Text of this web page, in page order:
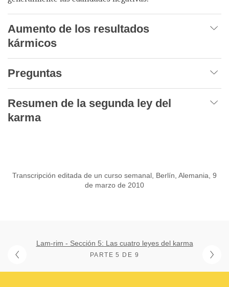
Aumento de los resultados
kármicos
Preguntas
Resumen de la segunda ley del
karma
Transcripción editada de un curso semanal, Berlín, Alemania, 9
de marzo de 2010
Lam-rim - Sección 5: Las cuatro leyes del karma
PARTE 5 DE 9